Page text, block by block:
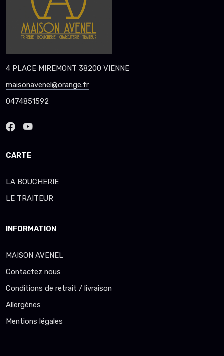
4 PLACE MIREMONT 38200 VIENNE
maisonavenel@orange.fr
0474851592
CARTE
LA BOUCHERIE
LE TRAITEUR
INFORMATION
MAISON AVENEL
Contactez nous
Conditions de retrait / livraison
Allergènes
Mentions légales